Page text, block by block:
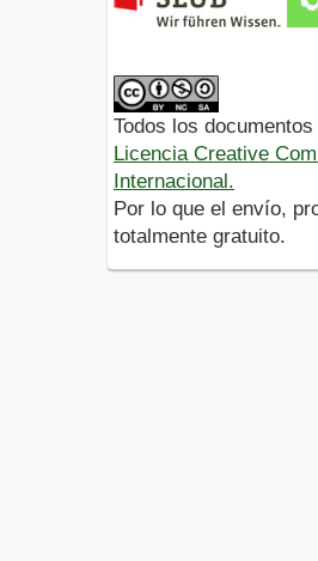
Todos los
Licencia Creative
Internacional.
Por lo que el envío,
totalmente gratuito.